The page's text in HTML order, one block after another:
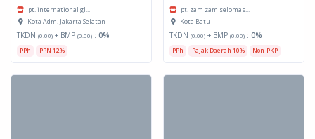
pt. international gl...
Kota Adm. Jakarta Selatan
TKDN (0.00) + BMP (0.00) : 0%
PPh PPN 12%
pt. zam zam selomas...
Kota Batu
TKDN (0.00) + BMP (0.00) : 0%
PPh Pajak Daerah 10% Non-PKP